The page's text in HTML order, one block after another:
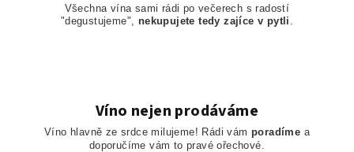
Všechna vína sami rádi po večerech s radostí
"degustujeme", nekupujete tedy zajíce v pytli .
Víno nejen prodáváme
Víno hlavně ze srdce milujeme! Rádi vám poradíme a
doporučímevám to pravé ořechové.